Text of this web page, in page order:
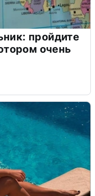
пройдите
очень